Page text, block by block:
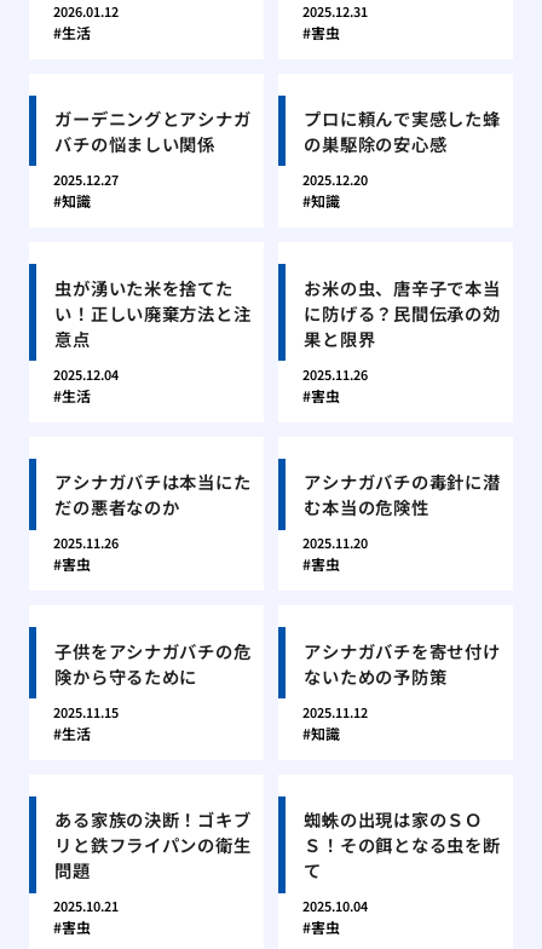
2026.01.12
生活
2025.12.31
害虫
ガーデニングとアシナガ
バチの悩ましい関係
2025.12.27
知識
プロに頼んで実感した蜂
の巣駆除の安心感
2025.12.20
知識
虫が湧いた米を捨てた
い！正しい廃棄方法と注
意点
2025.12.04
生活
お米の虫、唐辛子で本当
に防げる？民間伝承の効
果と限界
2025.11.26
害虫
アシナガバチは本当にた
だの悪者なのか
2025.11.26
害虫
アシナガバチの毒針に潜
む本当の危険性
2025.11.20
害虫
子供をアシナガバチの危
険から守るために
2025.11.15
生活
アシナガバチを寄せ付け
ないための予防策
2025.11.12
知識
ある家族の決断！ゴキブ
リと鉄フライパンの衛生
問題
2025.10.21
害虫
蜘蛛の出現は家のＳＯ
Ｓ！その餌となる虫を断
て
2025.10.04
害虫